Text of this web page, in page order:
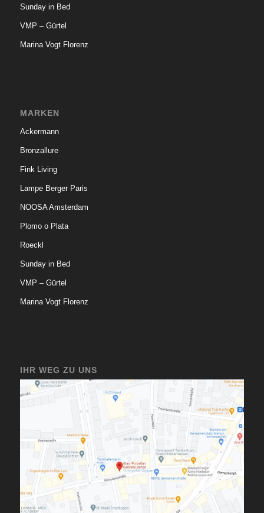
Sunday in Bed
VMP – Gürtel
Marina Vogt Florenz
MARKEN
Ackermann
Bronzallure
Fink Living
Lampe Berger Paris
NOOSA Amsterdam
Plomo o Plata
Roeckl
Sunday in Bed
VMP – Gürtel
Marina Vogt Florenz
IHR WEG ZU UNS